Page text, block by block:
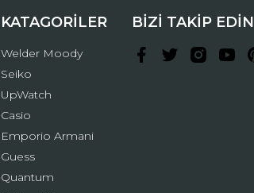
Gönder
KATAGORİLER
Welder Moody
Seiko
UpWatch
Casio
Emporio Armani
Guess
Quantum
BİZİ TAKİP EDİN